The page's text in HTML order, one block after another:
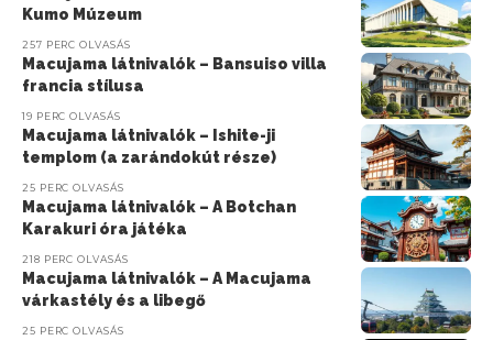
Kumo Múzeum
257 PERC OLVASÁS
Macujama látnivalók – Bansuiso villa
francia stílusa
19 PERC OLVASÁS
Macujama látnivalók – Ishite-ji
templom (a zarándokút része)
25 PERC OLVASÁS
Macujama látnivalók – A Botchan
Karakuri óra játéka
218 PERC OLVASÁS
Macujama látnivalók – A Macujama
várkastély és a libegő
25 PERC OLVASÁS